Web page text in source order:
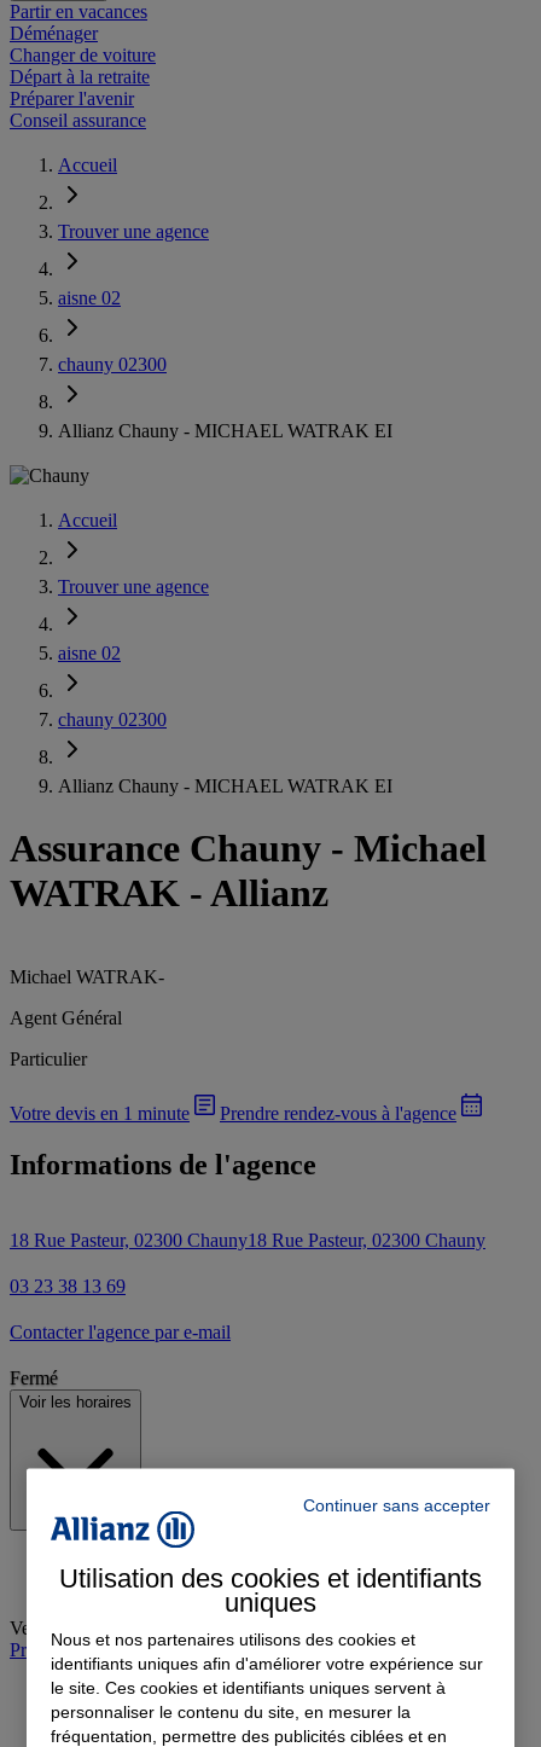
Partir en vacances
Déménager
Changer de voiture
Départ à la retraite
Préparer l'avenir
Conseil assurance
Accueil
Trouver une agence
aisne 02
chauny 02300
Allianz Chauny - MICHAEL WATRAK EI
Accueil
Trouver une agence
aisne 02
chauny 02300
Allianz Chauny - MICHAEL WATRAK EI
Assurance Chauny - Michael
WATRAK - Allianz
Michael WATRAK-
Agent Général
Particulier
Votre devis en 1 minute Prendre rendez-vous à l'agence
Informations de l'agence
18 Rue Pasteur, 02300 Chauny18 Rue Pasteur, 02300 Chauny
03 23 38 13 69
Contacter l'agence par e-mail
Fermé
Voir les horaires
Vendredi
Prendre rendez-vous à l'agence
Continuer sans accepter
Utilisation des cookies et identifiants
uniques
Nous et nos partenaires utilisons des cookies et
identifiants uniques afin d'améliorer votre expérience sur
le site. Ces cookies et identifiants uniques servent à
personnaliser le contenu du site, en mesurer la
fréquentation, permettre des publicités ciblées et en